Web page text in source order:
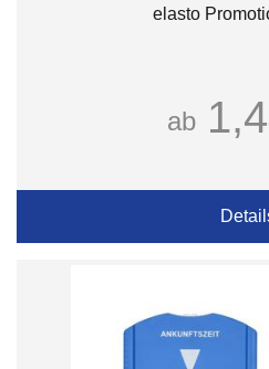
elasto
ab